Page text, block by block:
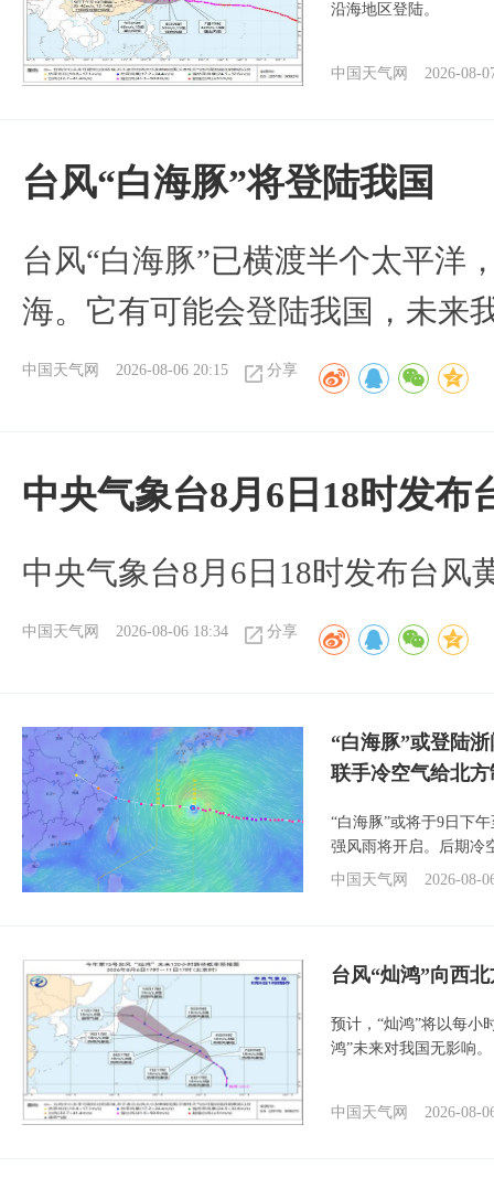
沿海地区登陆。
中国天气网 2026-08-
台风“白海豚”将登陆我国
台风“白海豚”已横渡半个太平洋
海。它有可能会登陆我国，未来
中国天气网 2026-08-06 20:15 分享
中央气象台8月6日18时发布
中央气象台8月6日18时发布台风
中国天气网 2026-08-06 18:34 分享
“白海豚”或登陆
联手冷空气给北
“白海豚”或将于9日下
强风雨将开启。后期冷
中国天气网
2026-08-
台风“灿鸿”向西
预计，“灿鸿”将以每小
鸿”未来对我国无影响。
中国天气网 2026-08-